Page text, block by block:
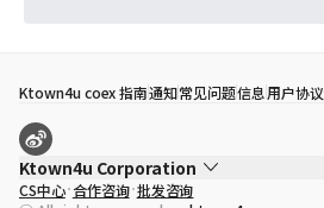
Ktown4u coex 指南通知常见问题信息用户协议
Ktown4u Corporation
代表 宋効珉
CS中心 合作咨询 批发咨询